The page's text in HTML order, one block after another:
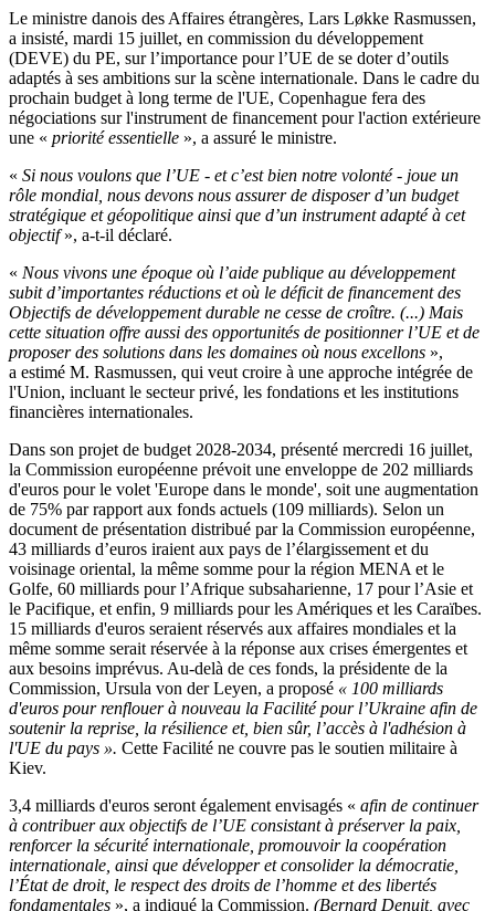
Le ministre danois des Affaires étrangères, Lars Løkke Rasmussen,
a insisté, mardi 15 juillet, en commission du développement
(DEVE) du PE, sur l’importance pour l’UE de se doter d’outils
adaptés à ses ambitions sur la scène internationale. Dans le cadre du
prochain budget à long terme de l'UE, Copenhague fera des
négociations sur l'instrument de financement pour l'action extérieure
une « priorité essentielle », a assuré le ministre.
« Si nous voulons que l’UE - et c’est bien notre volonté - joue un
rôle mondial, nous devons nous assurer de disposer d’un budget
stratégique et géopolitique ainsi que d’un instrument adapté à cet
objectif», a-t-il déclaré.
« Nous vivons une époque où l’aide publique au développement
subit d’importantes réductions et où le déficit de financement des
Objectifs de développement durable ne cesse de croître. (...) Mais
cette situation offre aussi des opportunités de positionner l’UE et de
proposer des solutions dans les domaines où nous excellons »,
a estimé M. Rasmussen, qui veut croire à une approche intégrée de
l'Union, incluant le secteur privé, les fondations et les institutions
financières internationales.
Dans son projet de budget 2028-2034, présenté mercredi 16 juillet,
la Commission européenne prévoit une enveloppe de 202 milliards
d'euros pour le volet 'Europe dans le monde', soit une augmentation
de 75% par rapport aux fonds actuels (109 milliards). Selon un
document de présentation distribué par la Commission européenne,
43 milliards d’euros iraient aux pays de l’élargissement et du
voisinage oriental, la même somme pour la région MENA et le
Golfe, 60 milliards pour l’Afrique subsaharienne, 17 pour l’Asie et
le Pacifique, et enfin, 9 milliards pour les Amériques et les Caraïbes.
15 milliards d'euros seraient réservés aux affaires mondiales et la
même somme serait réservée à la réponse aux crises émergentes et
aux besoins imprévus. Au-delà de ces fonds, la présidente de la
Commission, Ursula von der Leyen, a proposé « 100 milliards
d'euros pour renflouer à nouveau la Facilité pour l’Ukraine afin de
soutenir la reprise, la résilience et, bien sûr, l’accès à l'adhésion à
l'UE du pays ». Cette Facilité ne couvre pas le soutien militaire à
Kiev.
3,4 milliards d'euros seront également envisagés « afin de continuer
à contribuer aux objectifs de l’UE consistant à préserver la paix,
renforcer la sécurité internationale, promouvoir la coopération
internationale, ainsi que développer et consolider la démocratie,
l’État de droit, le respect des droits de l’homme et des libertés
fondamentales », a indiqué la Commission. (Bernard Denuit, avec